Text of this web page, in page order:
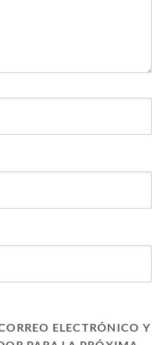
ELECTRÓNICO Y